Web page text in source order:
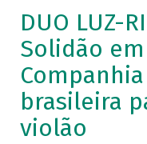
DUO LUZ-
Solidão
brasileira
violão